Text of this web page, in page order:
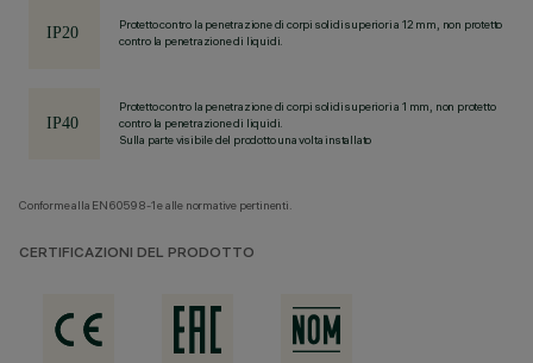
Protetto contro la penetrazione di corpi solidi superiori a 12 mm, non protetto
contro la penetrazione di liquidi.
Protetto contro la penetrazione di corpi solidi superiori a 1 mm, non protetto
contro la penetrazione di liquidi.
Sulla parte visibile del prodotto una volta installato
Conforme alla EN60598-1 e alle normative pertinenti.
CERTIFICAZIONI DEL PRODOTTO